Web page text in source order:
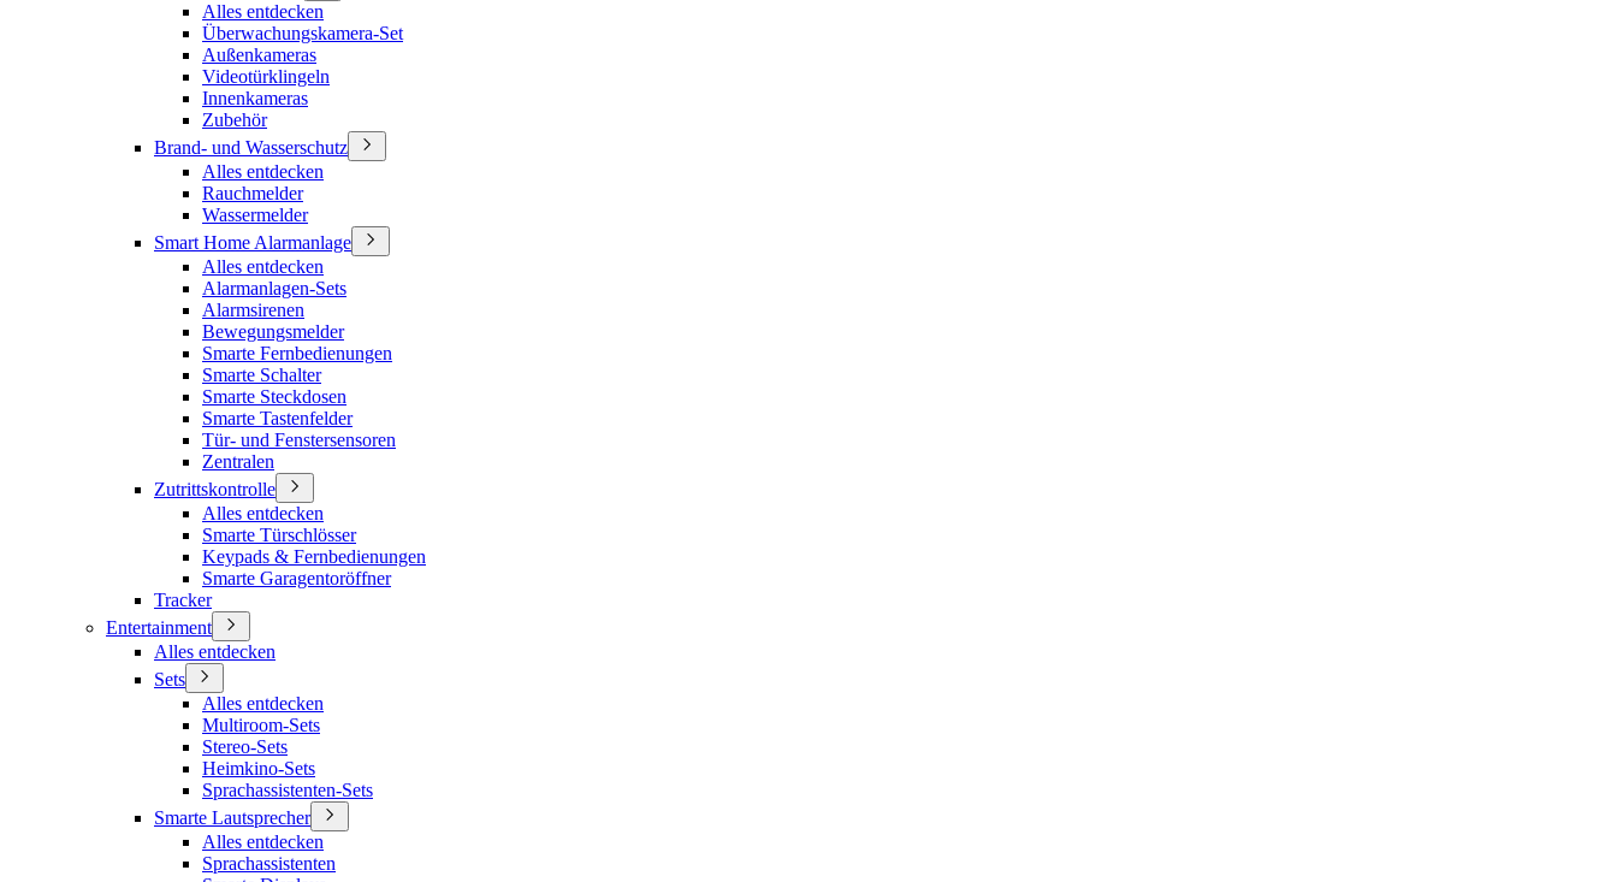
Alles entdecken
Überwachungskamera-Set
Außenkameras
Videotürklingeln
Innenkameras
Zubehör
Brand- und Wasserschutz
Alles entdecken
Rauchmelder
Wassermelder
Smart Home Alarmanlage
Alles entdecken
Alarmanlagen-Sets
Alarmsirenen
Bewegungsmelder
Smarte Fernbedienungen
Smarte Schalter
Smarte Steckdosen
Smarte Tastenfelder
Tür- und Fenstersensoren
Zentralen
Zutrittskontrolle
Alles entdecken
Smarte Türschlösser
Keypads & Fernbedienungen
Smarte Garagentoröffner
Tracker
Entertainment
Alles entdecken
Sets
Alles entdecken
Multiroom-Sets
Stereo-Sets
Heimkino-Sets
Sprachassistenten-Sets
Smarte Lautsprecher
Alles entdecken
Sprachassistenten